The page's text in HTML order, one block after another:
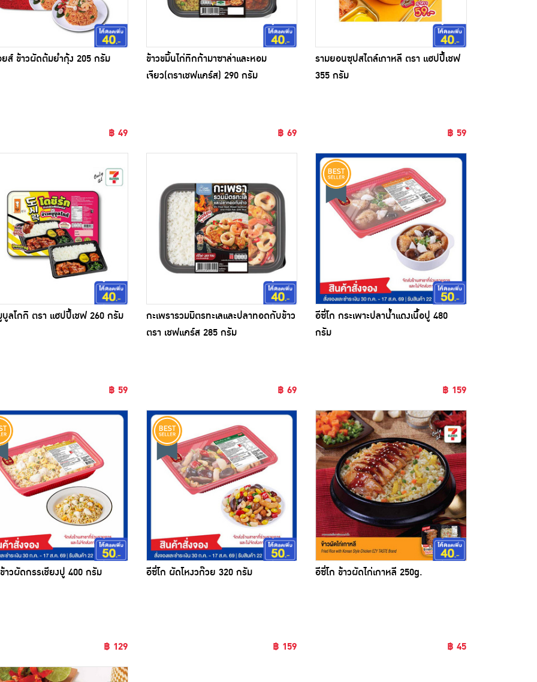
ส์ ข้าวผัดต้มยำกุ้ง 205 กรัม
฿ 49
ข้าวขมิ้นไก่ทิกก้ามาซาล่าและหอม
เจียว(ตราเชฟแคร์ส) 290 กรัม
฿ 69
รามยอนซุปสไตล์เกาหลี ตรา แฮปปี้เชฟ
355 กรัม
฿ 59
บูลโกกิ ตรา แฮปปี้เชฟ 260 กรัม
฿ 59
กะเพรารวมมิตรทะเลและปลาทอดกับข้าว
ตรา เชฟแคร์ส 285 กรัม
฿ 69
ขออภัยสินค้าหมด
อีซี่โก กระเพาะปลาน้ำแดงเนื้อปู 480
กรัม
฿ 159
ขออภัยสินค้าหมด
าวผัดกรรเชียงปู 400 กรัม
฿ 129
ขออภัยสินค้าหมด
อีซี่โก ผัดโหงวก๊วย 320 กรัม
฿ 159
ขออภัยสินค้าหมด
อีซี่โก ข้าวผัดไก่เกาหลี 250g.
฿ 45